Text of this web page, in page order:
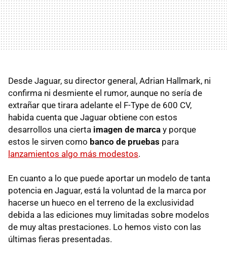
Desde Jaguar, su director general, Adrian Hallmark, ni
confirma ni desmiente el rumor, aunque no sería de
extrañar que tirara adelante el F-Type de 600 CV,
habida cuenta que Jaguar obtiene con estos
desarrollos una cierta imagen de marca y porque
estos le sirven como banco de pruebas para
lanzamientos algo más modestos.
En cuanto a lo que puede aportar un modelo de tanta
potencia en Jaguar, está la voluntad de la marca por
hacerse un hueco en el terreno de la exclusividad
debida a las ediciones muy limitadas sobre modelos
de muy altas prestaciones. Lo hemos visto con las
últimas fieras presentadas.